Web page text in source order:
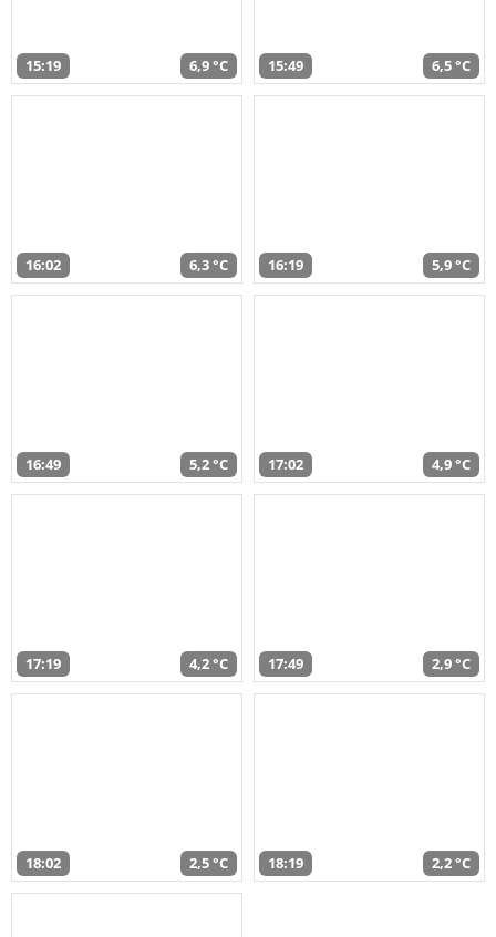
15:19 6,9 °C 15:49 6,5 °C
16:02 6,3 °C 16:19 5,9 °C
16:49 5,2 °C 17:02 4,9 °C
17:19 4,2 °C 17:49 2,9 °C
18:02 2,5 °C 18:19 2,2 °C